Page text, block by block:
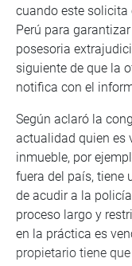
cuando este solicita
Perú para
posesoria
siguiente de que la
notifica con el
Según aclaró la
actualidad quien es
inmueble, por
fuera del país, tiene
de acudir a la
proceso largo y
en la práctica es
propietario tiene